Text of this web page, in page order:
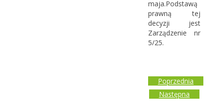
maja.Podstawą
prawną tej
decyzji jest
Zarządzenie nr
5/25.
Poprzednia
Następna